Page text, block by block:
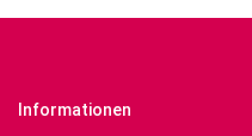
Informationen